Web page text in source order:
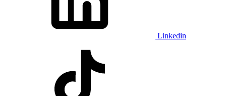
Linkedin